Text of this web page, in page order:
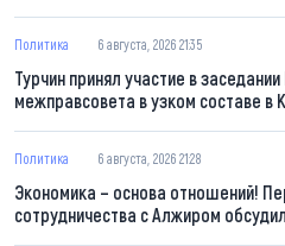
Политика 6 августа, 2026 21:35
Турчин принял участие в
межправсовета в узком составе в
Политика 6 августа, 2026 21:28
Экономика – основа отношений!
сотрудничества с Алжиром